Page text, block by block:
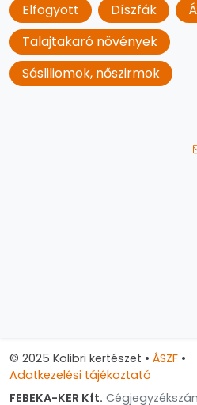
Elfogyott
Díszfák
Talajtakaró növények
Sásliliomok, nőszirmok
© 2025 Kolibri kertészet • ÁSZF •
Adatkezelési tájékoztató
FEBEKA-KER Kft.